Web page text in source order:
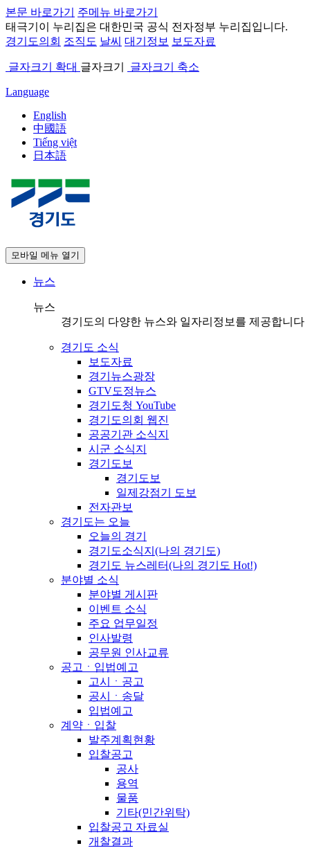
본문 바로가기
주메뉴 바로가기
태극기 이 누리집은 대한민국 공식 전자정부 누리집입니다.
경기도의회 조직도 날씨 대기정보 보도자료
글자크기 확대 글자크기 글자크기 축소
Language
English
中國語
Tiếng việt
日本語
모바일 메뉴 열기
뉴스
뉴스
경기도의 다양한 뉴스와 일자리정보를 제공합니다
경기도 소식
보도자료
경기뉴스광장
GTV도정뉴스
경기도청 YouTube
경기도의회 웹진
공공기관 소식지
시군 소식지
경기도보
경기도보
일제강점기 도보
전자관보
경기도는 오늘
오늘의 경기
경기도소식지(나의 경기도)
경기도 뉴스레터(나의 경기도 Hot!)
분야별 소식
분야별 게시판
이벤트 소식
주요 업무일정
인사발령
공무원 인사교류
공고ㆍ입법예고
고시ㆍ공고
공시ㆍ송달
입법예고
계약ㆍ입찰
발주계획현황
입찰공고
공사
용역
물품
기타(민간위탁)
입찰공고 자료실
개찰결과